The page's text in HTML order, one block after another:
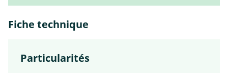
Fiche technique
Particularités